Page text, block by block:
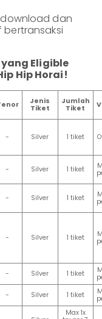
dan
bertransaksi
Eligible
Hip Horai!
Jenis
Tiket
Jumlah
Tiket
- Silver 1 tiket
- Silver 1 tiket
- Silver 1 tiket
- Silver 1 tiket
- Silver 1 tiket
- Silver 1 tiket
Max 1x